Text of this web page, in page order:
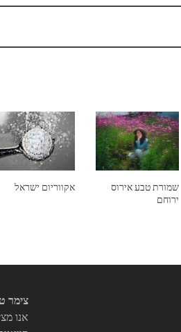
אקווריום ישראל
שמורת טבע אירוס
ירוחם
צימר
אנו